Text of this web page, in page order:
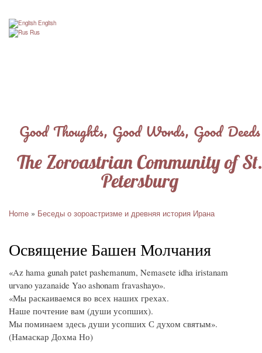
The Zoroastrian Community of St.
Petersburg
Good Thoughts, Good Words, Good Deeds
English
Rus
Home Беседы о зороастризме и древняя история Ирана
Освящение Башен Молчания
«Az hama gunah patet pashemanum, Nemasete idha iristanam
urvano yazanaide Yao ashonam fravashayo».
«Мы раскаиваемся во всех наших грехах.
Наше почтение вам (души усопших).
Мы поминаем здесь души усопших С духом святым».
(Намаскар Дохма Но)